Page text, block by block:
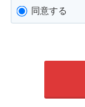
同意する